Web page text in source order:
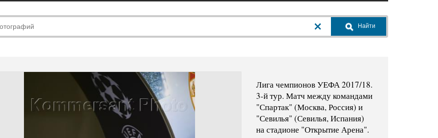
Найти
Лига чемпионов УЕФА 2017/18.
3-й тур. Матч между командами
"Спартак" (Москва, Россия) и
"Севилья" (Севилья, Испания)
на стадионе "Открытие Арена".